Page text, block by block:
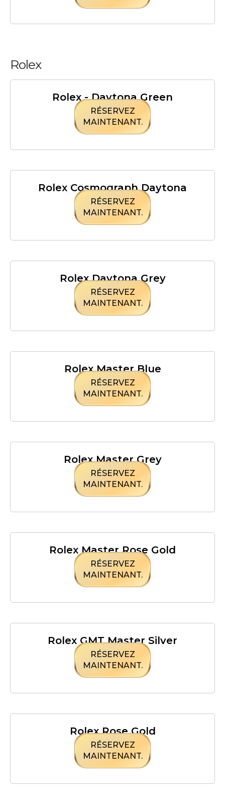
Rolex
Rolex - Daytona Green
RÉSERVEZ
MAINTENANT.
Rolex Cosmograph Daytona
RÉSERVEZ
MAINTENANT.
Rolex Daytona Grey
RÉSERVEZ
MAINTENANT.
Rolex Master Blue
RÉSERVEZ
MAINTENANT.
Rolex Master Grey
RÉSERVEZ
MAINTENANT.
Rolex Master Rose Gold
RÉSERVEZ
MAINTENANT.
Rolex GMT Master Silver
RÉSERVEZ
MAINTENANT.
Rolex Rose Gold
RÉSERVEZ
MAINTENANT.